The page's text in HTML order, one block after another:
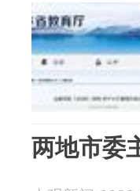
两地市委